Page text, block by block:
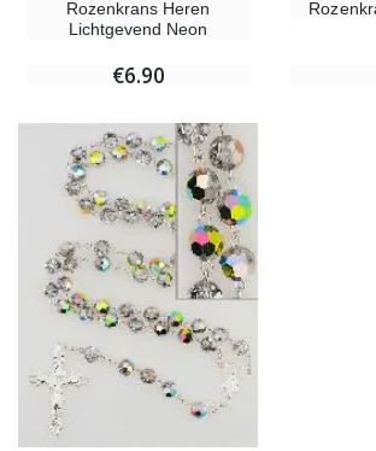
Rozenkrans Heren
Lichtgevend Neon
€6.90